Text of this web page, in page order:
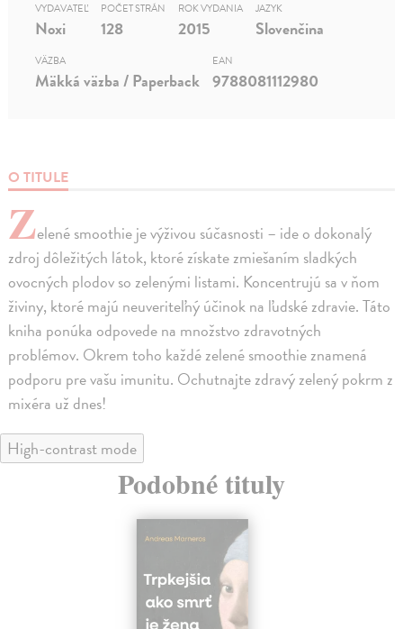
O TITULE
Zelené smoothie je výživou súčasnosti – ide o dokonalý
zdroj dôležitých látok, ktoré získate zmiešaním sladkých
ovocných plodov so zelenými listami. Koncentrujú sa v ňom
živiny, ktoré majú neuveriteľný účinok na ľudské zdravie. Táto
kniha ponúka odpovede na množstvo zdravotných
problémov. Okrem toho každé zelené smoothie znamená
podporu pre vašu imunitu. Ochutnajte zdravý zelený pokrm z
mixéra už dnes!
VYDAVATEĽ
Noxi
POČET STRÁN
128
ROK VYDANIA
2015
JAZYK
Slovenčina
VÄZBA
Mäkká väzba / Paperback
EAN
9788081112980
High-contrast mode
Podobné tituly